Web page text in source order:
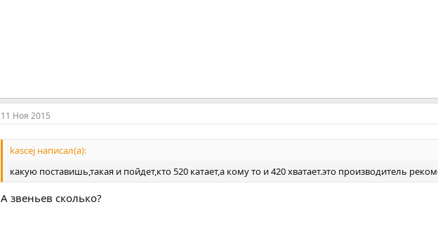
11 Ноя 2015
kascej написал(а):
какую поставишь,такая и пойдет,кто 520 катает,а кому то и 420 хватает.это производитель
А звеньев сколько?